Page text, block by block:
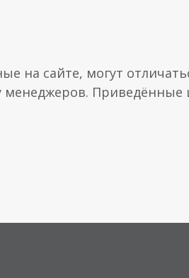
на сайте, могут
менеджеров. Приведённые